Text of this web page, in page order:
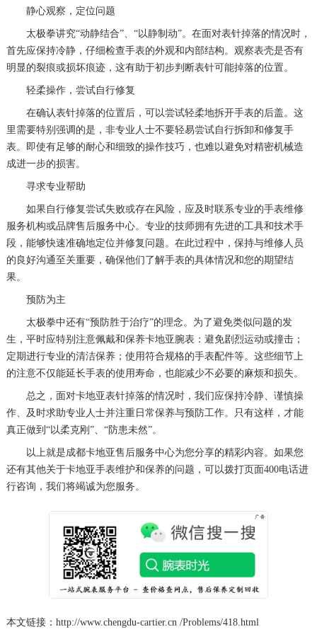
静心观察，定位问题
太极拳讲究“动静结合”、“以静制动”。在面对表针掉落的情况时，
首先应保持冷静，仔细检查手表的外观和内部结构。观察表壳是否有
明显的裂痕或损坏痕迹，这有助于初步判断表针可能掉落的位置。
轻柔操作，尝试自行修复
在确认表针掉落的位置后，可以尝试轻柔地拆开手表的后盖。这
里需要特别强调的是，非专业人士不要轻易尝试自行拆卸和修复手
表。即使有足够的耐心和细致的操作技巧，也难以避免对精密机械造
成进一步的损害。
寻求专业帮助
如果自行修复尝试失败或存在风险，应及时联系专业的手表维修
服务机构或品牌售后服务中心。专业的技师拥有先进的工具和技术手
段，能够快速准确地定位并修复问题。在此过程中，保持与维修人员
的良好沟通至关重要，确保他们了解手表的具体情况和您的期望结
果。
预防为主
太极拳中还有“预防胜于治疗”的理念。为了避免类似问题的发
生，平时应特别注意佩戴和保养卡地亚腕表：避免剧烈运动或撞击；
定期进行专业的清洁保养；使用符合规格的手表配件等。这些细节上
的注意不仅能延长手表的使用寿命，也能减少不必要的麻烦和损失。
总之，面对卡地亚表针掉落的情况时，我们应保持冷静、谨慎操
作、及时求助专业人士并注重日常保养与预防工作。只有这样，才能
真正做到“以柔克刚”、“防患未然”。
以上就是成都卡地亚售后服务中心为您分享的精彩内容。如果您
还有其他关于卡地亚手表维护和保养的问题，可以拨打页面400电话进
行咨询，我们将竭诚为您服务。
本文链接：http://www.chengdu-cartier.cn /Problems/418.html